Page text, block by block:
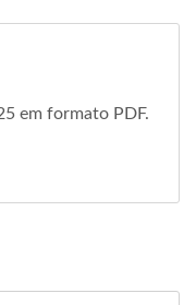
em formato PDF.